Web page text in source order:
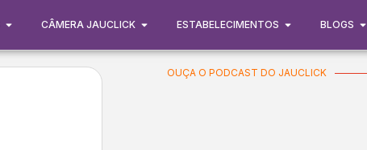
CÂMERA JAUCLICK ESTABELECIMENTOS BLOGS
OUÇA O PODCAST DO JAUCLICK